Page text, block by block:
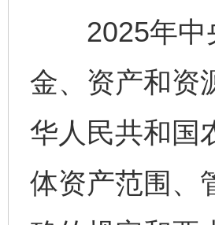
2025年中央
金、资产和资
华人民共和国
体资产范围、
法徽映军营 权益有保障